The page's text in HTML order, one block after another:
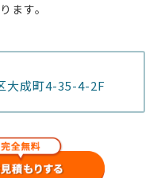
ます。
大成町4-35-4-2F